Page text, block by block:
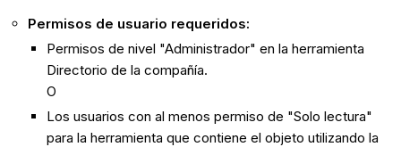
Permisos de usuario requeridos:
Permisos de nivel "Administrador" en la herramienta
Directorio de la compañía.
O
Los usuarios con al menos permiso de "Solo lectura"
para la herramienta que contiene el objeto utilizando la